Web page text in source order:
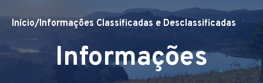
Início/Informações Classificadas e Desclassificadas
Informações